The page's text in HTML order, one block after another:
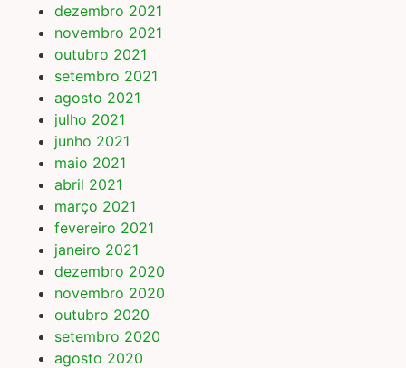
dezembro 2021
novembro 2021
outubro 2021
setembro 2021
agosto 2021
julho 2021
junho 2021
maio 2021
abril 2021
março 2021
fevereiro 2021
janeiro 2021
dezembro 2020
novembro 2020
outubro 2020
setembro 2020
agosto 2020